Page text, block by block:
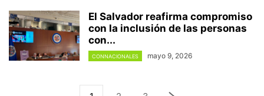
El Salvador reafirma compromiso
con la inclusión de las personas
con...
CONNACIONALES mayo 9, 2026